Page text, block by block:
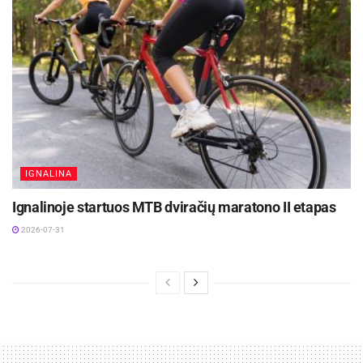
šašlykai su daržovėmis
IGNALINA
Ignalinoje startuos MTB dviračių maratono II etapas
2026-07-31